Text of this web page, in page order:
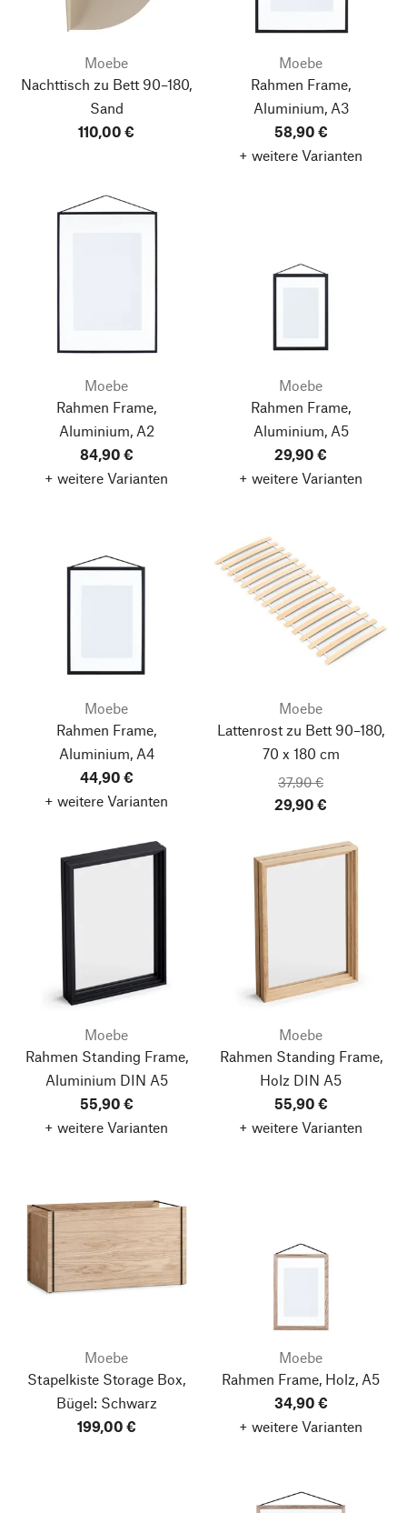
Moebe
Nachttisch zu Bett 90–180,
Sand
110,00 €
Moebe
Rahmen Frame,
Aluminium, A3
58,90 €
+ weitere Varianten
Moebe
Rahmen Frame,
Aluminium, A2
84,90 €
+ weitere Varianten
Moebe
Rahmen Frame,
Aluminium, A5
29,90 €
+ weitere Varianten
Moebe
Rahmen Frame,
Aluminium, A4
44,90 €
+ weitere Varianten
Moebe
Lattenrost zu Bett 90–180,
70 x 180 cm
37,90 €
29,90 €
Moebe
Rahmen Standing Frame,
Aluminium DIN A5
55,90 €
+ weitere Varianten
Moebe
Rahmen Standing Frame,
Holz DIN A5
55,90 €
+ weitere Varianten
Moebe
Stapelkiste Storage Box,
Bügel: Schwarz
199,00 €
Moebe
Rahmen Frame, Holz, A5
34,90 €
+ weitere Varianten